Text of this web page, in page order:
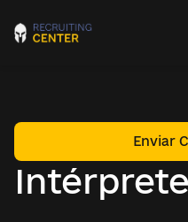
Intérprete
Enviar